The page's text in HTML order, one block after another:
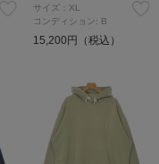
サイズ：XL
コンディション: B
15,200円（税込）